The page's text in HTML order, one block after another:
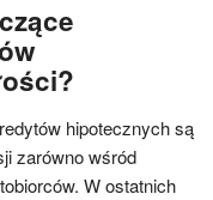
hipotecznych są
zarówno wśród
W ostatnich